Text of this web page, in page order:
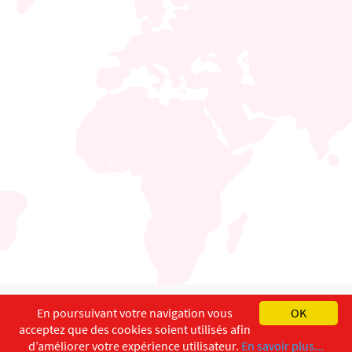
English Français
Copyright ©ISEC-AdW Impressum
OK
En poursuivant votre navigation vous
acceptez que des cookies soient utilisés afin
d’améliorer votre expérience utilisateur. En savoir plus...